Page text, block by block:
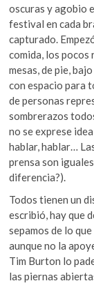
oscuras y agobio
festival en cada
capturado.
comida, los
mesas, de pie,
con espacio para
de personas
sombrerazos
no se exprese
hablar, hablar…
prensa son
diferencia?).
Todos tienen un
escribió, hay que
sepamos de lo
aunque no la
Tim Burton lo
las piernas